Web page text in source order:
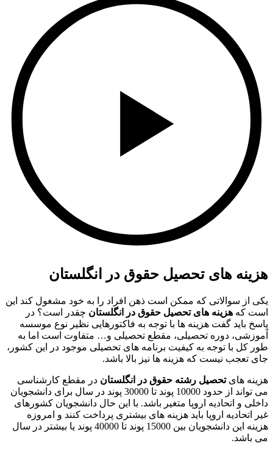
هزینه های تحصیل حقوق در انگلستان
یکی از سوالاتی که ممکن است ذهن افراد را به خود مشغول کند این
است که هزینه های تحصیل حقوق در انگلستان چقدر است؟ در
پاسخ باید گفت هزینه ها با توجه به فاکتورهایی نظیر نوع موسسه
آموزشی، دوره تحصیلی، مقطع تحصیلی و… متفاوت است اما به
طور کل با توجه به کیفیت برنامه های تحصیلی موجود در این کشور،
جای تعجب نیست که هزینه ها نیز بالا باشد.
هزینه هایتحصیل رشته حقوق در انگلستان در مقطع کارشناسی
می تواند از حدود 10000 پوند تا 30000 پوند در سال برای دانشجویان
داخلی و اتحادیه اروپا متغیر باشد. با این حال دانشجویان کشورهای
غیر اتحادیه اروپا باید هزینه های بیشتری پرداخت کنند و امروزه
هزینه این دانشجویان بین 15000 پوند تا 40000 پوند یا بیشتر در سال
می باشد.